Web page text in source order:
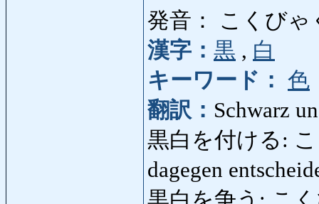
発音： こくびゃ
漢字： 黒 , 白
キーワード： 色
翻訳： Schwarz
黒白を付ける:
dagegen